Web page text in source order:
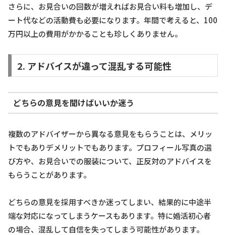
さらに、お見合いの回数が増えればお見合い料も増加し、デ
ート代などの活動費も必要になります。年間で考えると、100
万円以上の費用がかかることも珍しくありません。
2. アドバイスが違って混乱する可能性
どちらの意見を聞けばいいか迷う
複数のアドバイザーから異なる意見をもらうことは、メリッ
トでもありデメリットでもあります。プロフィール写真の選
び方や、お見合いでの服装について、正反対のアドバイスを
もらうことがあります。
どちらの意見を採用すべきか迷ってしまい、結果的に中途半
端な対応になってしまうケースもあります。特に婚活初心者
の場合、混乱して自信を失ってしまう可能性があります。